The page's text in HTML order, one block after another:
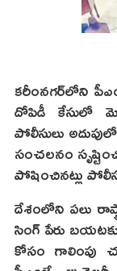
కరీంనగర్‌లోని
దోపిడీ కేసులో
పోలీసులు
సంచలనం
పోషించినట్లు
దేశంలోని పలు
సింగ్ పేరు
కోసం గాలింపు